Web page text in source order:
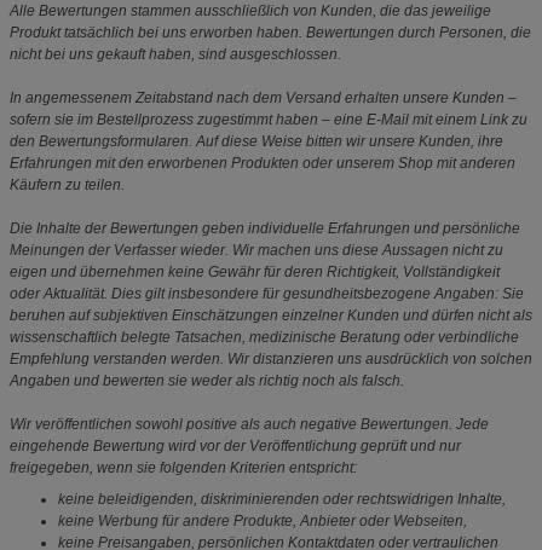
Alle Bewertungen stammen ausschließlich von Kunden, die das jeweilige
Produkt tatsächlich bei uns erworben haben. Bewertungen durch Personen, die
nicht bei uns gekauft haben, sind ausgeschlossen.
In angemessenem Zeitabstand nach dem Versand erhalten unsere Kunden –
sofern sie im Bestellprozess zugestimmt haben – eine E-Mail mit einem Link zu
den Bewertungsformularen. Auf diese Weise bitten wir unsere Kunden, ihre
Erfahrungen mit den erworbenen Produkten oder unserem Shop mit anderen
Käufern zu teilen.
Die Inhalte der Bewertungen geben individuelle Erfahrungen und persönliche
Meinungen der Verfasser wieder. Wir machen uns diese Aussagen nicht zu
eigen und übernehmen keine Gewähr für deren Richtigkeit, Vollständigkeit
oder Aktualität. Dies gilt insbesondere für gesundheitsbezogene Angaben: Sie
beruhen auf subjektiven Einschätzungen einzelner Kunden und dürfen nicht als
wissenschaftlich belegte Tatsachen, medizinische Beratung oder verbindliche
Empfehlung verstanden werden. Wir distanzieren uns ausdrücklich von solchen
Angaben und bewerten sie weder als richtig noch als falsch.
Wir veröffentlichen sowohl positive als auch negative Bewertungen. Jede
eingehende Bewertung wird vor der Veröffentlichung geprüft und nur
freigegeben, wenn sie folgenden Kriterien entspricht:
keine beleidigenden, diskriminierenden oder rechtswidrigen Inhalte,
keine Werbung für andere Produkte, Anbieter oder Webseiten,
keine Preisangaben, persönlichen Kontaktdaten oder vertraulichen